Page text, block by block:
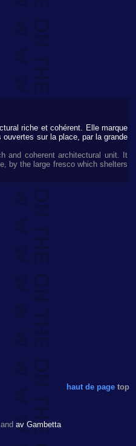
riche et cohérent. Elle marque
sur la place, par la grande
and coherent architectural unit. It
by the large fresco which shelters
haut de page top
and av Gambetta